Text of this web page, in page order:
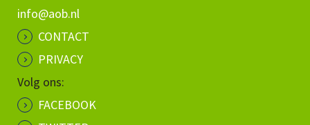
info@aob.nl
CONTACT
PRIVACY
Volg ons:
FACEBOOK